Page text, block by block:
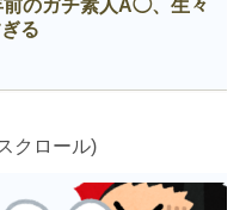
前のガチ素人Å◯、生々
る
クロール)